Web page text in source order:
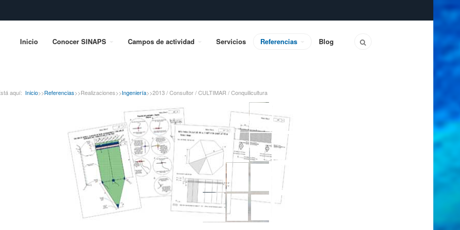
Inicio Conocer SINAPS Campos de actividad Servicios Referencias Blog
aquí: Inicio>>Referencias>>Realizaciones>>Ingeniería>>2013 / Consultor / CULTIMAR / Conquilicultura